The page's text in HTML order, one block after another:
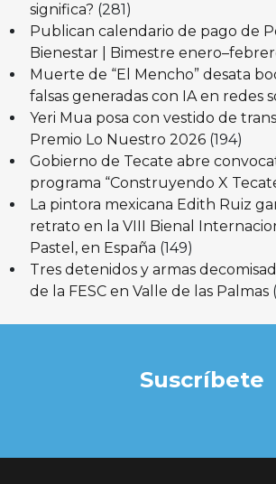
significa? (281)
Publican calendario de pago de
Bienestar | Bimestre
Muerte de “El Mencho” desata
falsas generadas con IA en redes
Yeri Mua posa con vestido de
Premio Lo Nuestro 2026 (194)
Gobierno de Tecate abre
programa “Construyendo X
La pintora mexicana Edith Ruiz
retrato en la VIII Bienal
Pastel, en España (149)
Tres detenidos y armas
de la FESC en Valle de las Palmas
Suscríbete